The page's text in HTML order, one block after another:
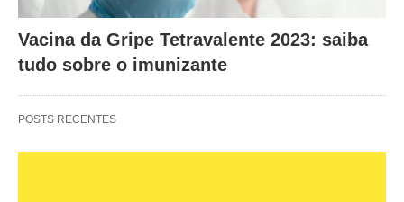
Vacina da Gripe Tetravalente 2023: saiba
tudo sobre o imunizante
POSTS RECENTES